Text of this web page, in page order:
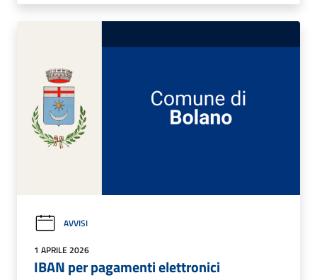
AVVISI
1 APRILE 2026
IBAN per pagamenti elettronici